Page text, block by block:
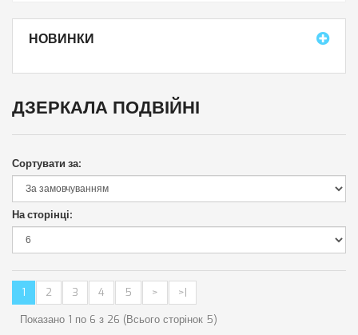
НОВИНКИ
ДЗЕРКАЛА ПОДВІЙНІ
Сортувати за:
На сторінці:
1 2 3 4 5 >
>|
Показано 1 по 6 з 26 (Всього сторінок 5)